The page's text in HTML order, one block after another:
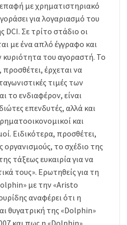
με χρηματιστηριακό
για λογαριασμό του
DCI. Σε τρίτο στάδιο οι
με ένα απλό έγγραφο και
του αγοραστή. Το
έρχεται να
τιμές των
το ενδιαφέρον, είναι
επενδυτές, αλλά και
και
Ειδικότερα, προσθέτει,
οργανισμούς, το σχέδιο της
τάξεως ευκαιρία για να
τους». Ερωτηθείς για τη
με την «Aristo
αναφέρει ότι η
θυγατρική της «Dolphin»